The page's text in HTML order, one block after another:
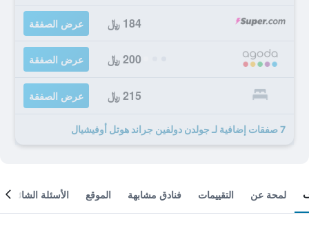
184 ﷼ عرض الصفقة
200 ﷼ عرض الصفقة
215 ﷼ عرض الصفقة
7 صفقات إضافية لـ جولدن دولفين جراند هوتل أوفيشيال
لمحة عن التقييمات فنادق مشابهة الموقع الأسئلة الشائعة